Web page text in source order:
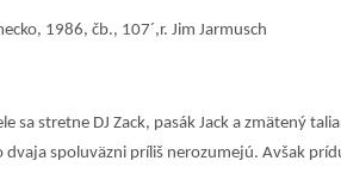
1986, čb., 107´,r. Jim Jarmusch
sa stretne DJ Zack, pasák Jack a zmätený
dvaja spoluväzni príliš nerozumejú. Avšak